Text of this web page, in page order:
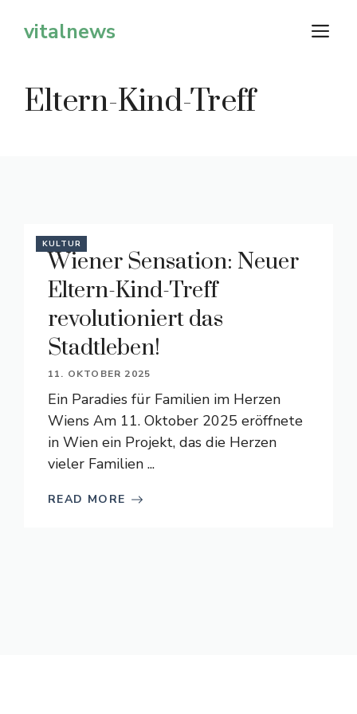
Inhaltvitalnews
Eltern-Kind-Treff
KULTUR
Wiener Sensation: Neuer
Eltern-Kind-Treff
revolutioniert das
Stadtleben!
11. OKTOBER 2025
Ein Paradies für Familien im Herzen
Wiens Am 11. Oktober 2025 eröffnete
in Wien ein Projekt, das die Herzen
vieler Familien ...
READ MORE